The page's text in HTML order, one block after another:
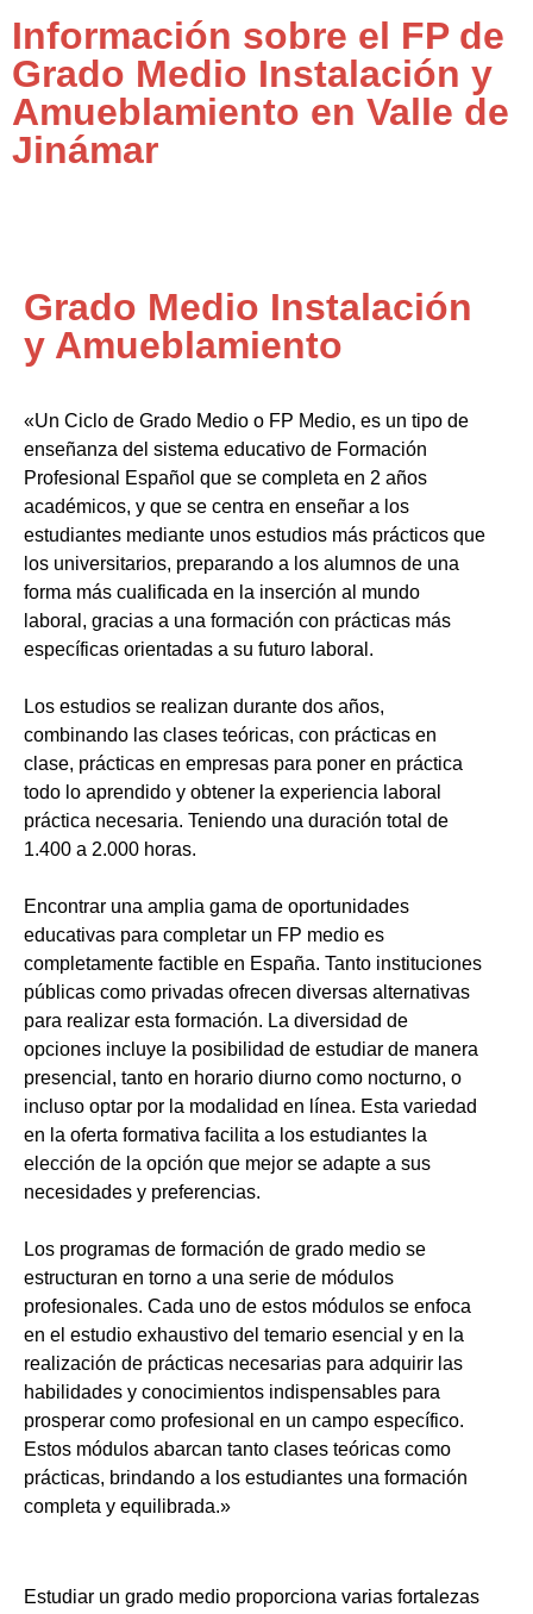
Información sobre el FP de
Grado Medio Instalación y
Amueblamiento en Valle de
Jinámar
Grado Medio Instalación
y Amueblamiento
«Un Ciclo de Grado Medio o FP Medio, es un tipo de
enseñanza del sistema educativo de Formación
Profesional Español que se completa en 2 años
académicos, y que se centra en enseñar a los
estudiantes mediante unos estudios más prácticos que
los universitarios, preparando a los alumnos de una
forma más cualificada en la inserción al mundo
laboral, gracias a una formación con prácticas más
específicas orientadas a su futuro laboral.
Los estudios se realizan durante dos años,
combinando las clases teóricas, con prácticas en
clase, prácticas en empresas para poner en práctica
todo lo aprendido y obtener la experiencia laboral
práctica necesaria. Teniendo una duración total de
1.400 a 2.000 horas.
Encontrar una amplia gama de oportunidades
educativas para completar un FP medio es
completamente factible en España. Tanto instituciones
públicas como privadas ofrecen diversas alternativas
para realizar esta formación. La diversidad de
opciones incluye la posibilidad de estudiar de manera
presencial, tanto en horario diurno como nocturno, o
incluso optar por la modalidad en línea. Esta variedad
en la oferta formativa facilita a los estudiantes la
elección de la opción que mejor se adapte a sus
necesidades y preferencias.
Los programas de formación de grado medio se
estructuran en torno a una serie de módulos
profesionales. Cada uno de estos módulos se enfoca
en el estudio exhaustivo del temario esencial y en la
realización de prácticas necesarias para adquirir las
habilidades y conocimientos indispensables para
prosperar como profesional en un campo específico.
Estos módulos abarcan tanto clases teóricas como
prácticas, brindando a los estudiantes una formación
completa y equilibrada.»
Estudiar un grado medio proporciona varias fortalezas